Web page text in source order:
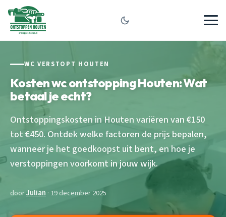
WC VERSTOPT HOUTEN
Kosten wc ontstopping Houten: Wat
betaal je echt?
Ontstoppingskosten in Houten variëren van €150
tot €450. Ontdek welke factoren de prijs bepalen,
wanneer je het goedkoopst uit bent, en hoe je
verstoppingen voorkomt in jouw wijk.
doorJulian · 19 december 2025